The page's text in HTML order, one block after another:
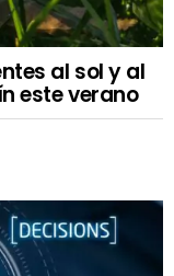
al sol y al
este verano